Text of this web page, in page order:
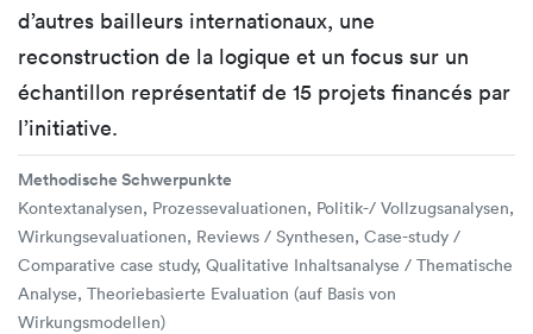
d’autres bailleurs internationaux, une
reconstruction de la logique et un focus sur un
échantillon représentatif de 15 projets financés par
l’initiative.
Methodische Schwerpunkte
Kontextanalysen, Prozessevaluationen, Politik-/ Vollzugsanalysen,
Wirkungsevaluationen, Reviews / Synthesen, Case-study /
Comparative case study, Qualitative Inhaltsanalyse / Thematische
Analyse, Theoriebasierte Evaluation (auf Basis von
Wirkungsmodellen)